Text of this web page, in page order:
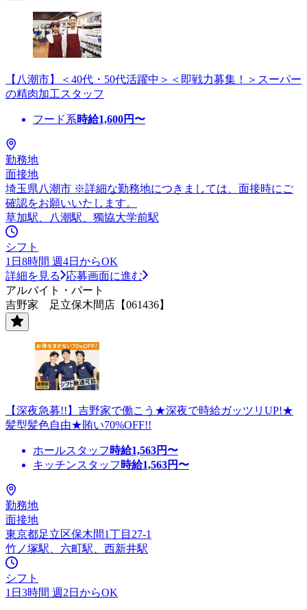
【八潮市】＜40代・50代活躍中＞＜即戦力募集！＞スーパー
の精肉加工スタッフ
フード系時給1,600円〜
勤務地
面接地
埼玉県八潮市 ※詳細な勤務地につきましては、面接時にご
確認をお願いいたします。
草加駅、八潮駅、獨協大学前駅
シフト
1日8時間 週4日からOK
詳細を見る
応募画面に進む
アルバイト・パート
吉野家 足立保木間店【061436】
【深夜急募!!】吉野家で働こう★深夜で時給ガッツリUP!★
髪型髪色自由★賄い70%OFF!!
ホールスタッフ 時給1,563円〜
キッチンスタッフ 時給1,563円〜
勤務地
面接地
東京都足立区保木間1丁目27-1
竹ノ塚駅、六町駅、西新井駅
シフト
1日3時間 週2日からOK